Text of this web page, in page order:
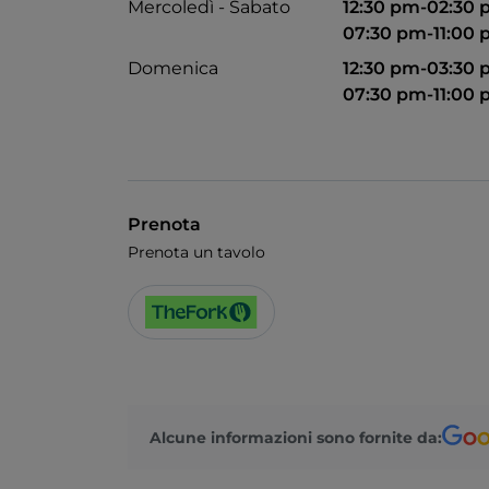
Mercoledì - Sabato
12:30 pm-02:30
07:30 pm-11:00
Domenica
12:30 pm-03:30
07:30 pm-11:00
Prenota
Prenota un tavolo
Alcune informazioni sono fornite da: